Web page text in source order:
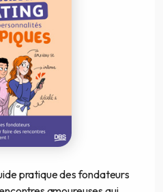
pratique des fondateurs